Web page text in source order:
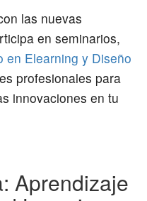
las nuevas
en seminarios,
en Elearning y Diseño
profesionales para
innovaciones en tu
Aprendizaje